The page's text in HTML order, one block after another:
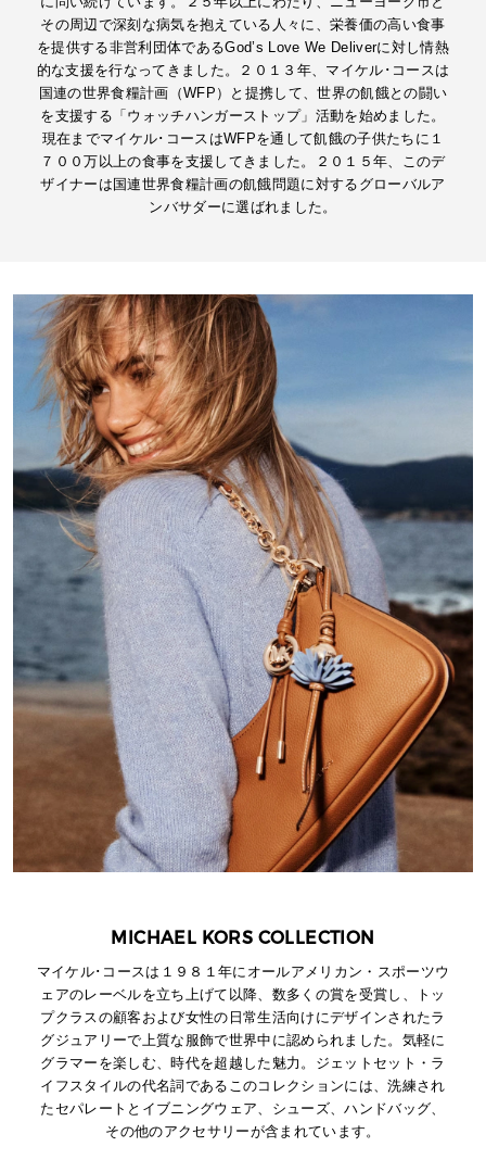
その周辺で深刻な病気を抱えている人々に、栄養価の高い食事
を提供する非営利団体であるGod’s Love We Deliverに対し情熱
的な支援を行なってきました。２０１３年、マイケル･コースは
国連の世界食糧計画（WFP）と提携して、世界の飢餓との闘い
を支援する「ウォッチハンガーストップ」活動を始めました。
現在までマイケル･コースはWFPを通して飢餓の子供たちに１
７００万以上の食事を支援してきました。２０１５年、このデ
ザイナーは国連世界食糧計画の飢餓問題に対するグローバルア
ンバサダーに選ばれました。
MICHAEL KORS COLLECTION
マイケル･コースは１９８１年にオールアメリカン・スポーツウ
ェアのレーベルを立ち上げて以降、数多くの賞を受賞し、トッ
プクラスの顧客および女性の日常生活向けにデザインされたラ
グジュアリーで上質な服飾で世界中に認められました。気軽に
グラマーを楽しむ、時代を超越した魅力。ジェットセット・ラ
イフスタイルの代名詞であるこのコレクションには、洗練され
たセパレートとイブニングウェア、シューズ、ハンドバッグ、
その他のアクセサリーが含まれています。